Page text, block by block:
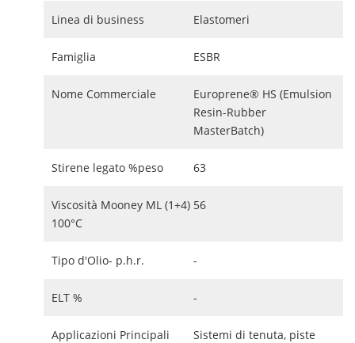
Linea di business Elastomeri
Famiglia ESBR
Nome Commerciale
Europrene® HS (Emulsion
Resin-Rubber
MasterBatch)
Stirene legato %peso 63
Viscosità Mooney ML (1+4)
100°C
56
Tipo d'Olio- p.h.r. -
ELT % -
Applicazioni Principali
Sistemi di tenuta, piste